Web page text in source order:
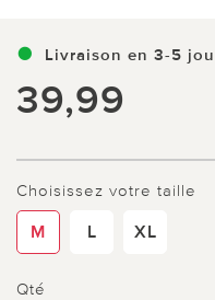
Livraison en 3-5
39,99
Choisissez votre taille
M L XL
Qté